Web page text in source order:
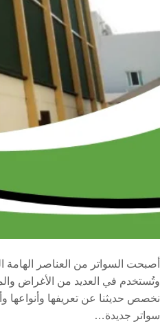
أصبحت السواتر من العناصر الهامة
وتُستخدم في العديد من الأغراض
نخصص حديثنا عن تعريفها وأنواعها
سواتر جديدة…